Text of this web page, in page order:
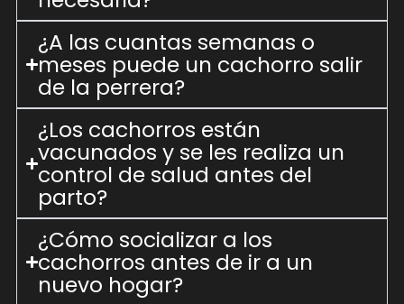
¿A las cuantas semanas o
meses puede un cachorro salir
de la perrera?
¿Los cachorros están
vacunados y se les realiza un
control de salud antes del
parto?
¿Cómo socializar a los
cachorros antes de ir a un
nuevo hogar?